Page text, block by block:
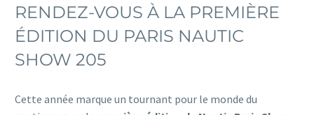
RENDEZ-VOUS À LA PREMIÈRE
ÉDITION DU PARIS NAUTIC
SHOW 205
Cette année marque un tournant pour le monde du